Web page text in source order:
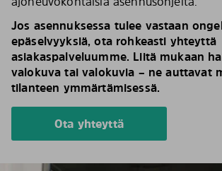
Jos asennuksessa tulee vastaan
epäselvyyksiä, ota rohkeasti yhteyttä
asiakaspalveluumme. Liitä mukaan
valokuva tai valokuvia – ne auttavat
tilanteen ymmärtämisessä.
Ota yhteyttä